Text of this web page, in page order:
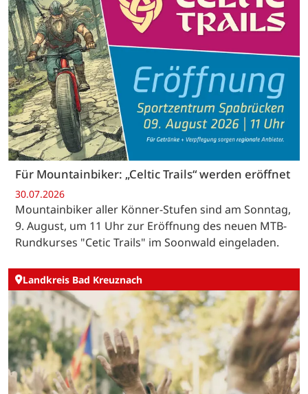
Für Mountainbiker: „Celtic Trails“ werden eröffnet
30.07.2026
Mountainbiker aller Könner-Stufen sind am Sonntag,
9. August, um 11 Uhr zur Eröffnung des neuen MTB-
Rundkurses "Cetic Trails" im Soonwald eingeladen.
Landkreis Bad Kreuznach